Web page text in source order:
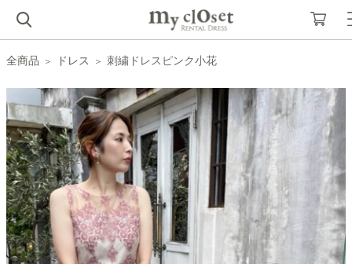
全商品 ドレス 刺繍ドレスピンク小花